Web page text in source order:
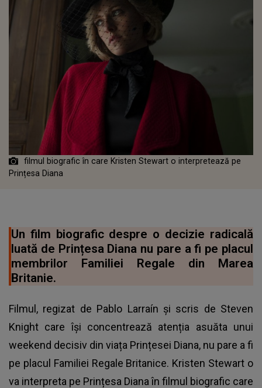
filmul biografic în care Kristen Stewart o interpretează pe
Prințesa Diana
Un film biografic despre o decizie radicală
luată de Prințesa Diana nu pare a fi pe placul
membrilor Familiei Regale din Marea
Britanie.
Filmul, regizat de Pablo Larraín și scris de Steven
Knight care își concentrează atenția asuăta unui
weekend decisiv din viața Prințesei Diana, nu pare a fi
pe placul Familiei Regale Britanice. Kristen Stewart o
va interpreta pe Prințesa Diana în filmul biografic care